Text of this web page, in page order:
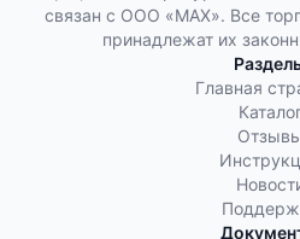
связан с ООО «МАХ». Все
принадлежат их
Главная